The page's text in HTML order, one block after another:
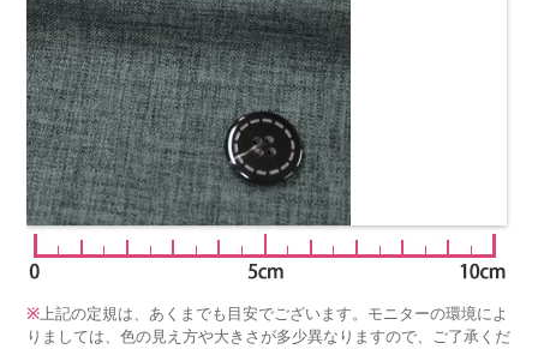
※上記の定規は、あくまでも目安でございます。モニターの環境によ
りましては、色の見え方や大きさが多少異なりますので、ご了承くだ